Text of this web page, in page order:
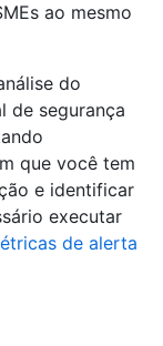
ao mesmo
do
de segurança
que você tem
e identificar
executar
de alerta